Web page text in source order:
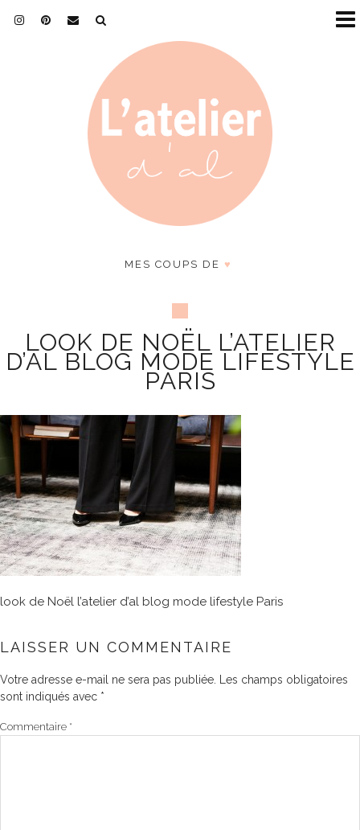
MES COUPS DE ♥
LOOK DE NOËL L’ATELIER
D’AL BLOG MODE LIFESTYLE
PARIS
look de Noël l’atelier d’al blog mode lifestyle Paris
LAISSER UN COMMENTAIRE
Votre adresse e-mail ne sera pas publiée.
Les champs obligatoires
sont indiqués avec *
Commentaire *